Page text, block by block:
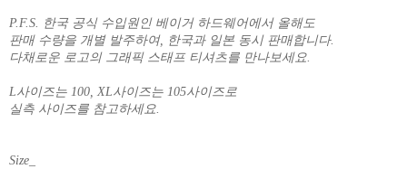
P.F.S. 한국 공식 수입원인 베이거 하드웨어에서 올해도
판매 수량을 개별 발주하여, 한국과 일본 동시 판매합니다.
다채로운 로고의 그래픽 스태프 티셔츠를 만나보세요.
L사이즈는 100, XL사이즈는 105사이즈로
실측 사이즈를 참고하세요.
Size_